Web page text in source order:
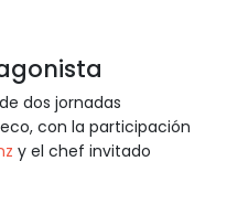
dos jornadas
con la participación
y el chef invitado